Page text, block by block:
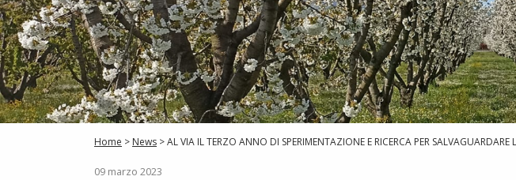
Piacere Modena
Piacere Modena società consortile a responsabilità limitata
Viale Virgilio, 55 - 41123 Modena
Tel.:+39 059 208671
info@piaceremodena.it
Il
Home > News > AL VIA IL TERZO ANNO DI SPERIMENTAZIONE E RICERCA PER
09 marzo 2023